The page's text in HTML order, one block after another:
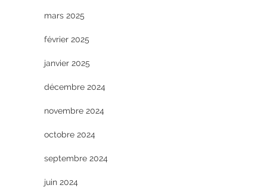
mars 2025
février 2025
janvier 2025
décembre 2024
novembre 2024
octobre 2024
septembre 2024
juin 2024